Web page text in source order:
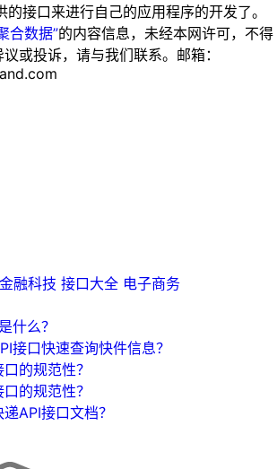
接口来进行自己的应用程序的开发了。
合数据”的内容信息，未经本网许可，不得
或投诉，请与我们联系。邮箱：
金融科技 接口大全 电子商务
什么？
接口快速查询快件信息？
的规范性？
的规范性？
API接口文档？